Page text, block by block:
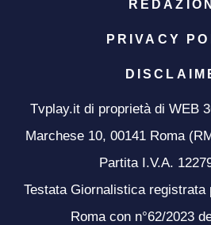
PRIVACY
Tvplay.it di proprietà di WEB
Marchese 10, 00141 Roma
Partita I.V.A.
Testata Giornalistica registrata
Roma con n°62/2023